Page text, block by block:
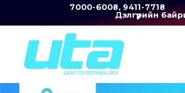
7000-6008, 9411-7718
Дэлгүүрийн